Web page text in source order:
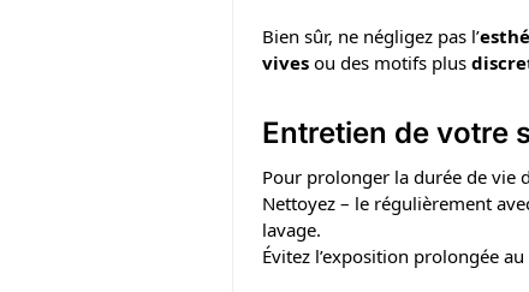
Bien sûr, ne négligez pas l’
vives ou des motifs plus
Entretien de votre
Pour prolonger la durée de vie
Nettoyez – le régulièrement
lavage.
Évitez l’exposition prolongée au